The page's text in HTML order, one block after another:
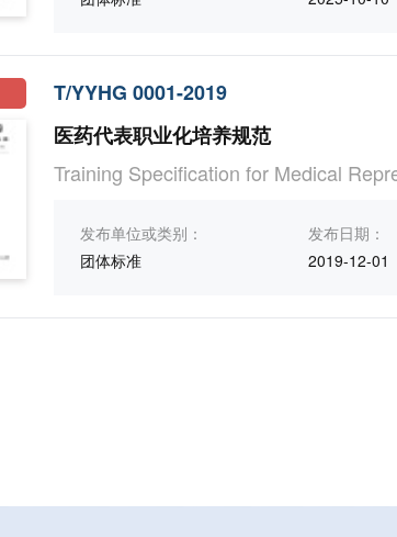
T/YYHG 0001-2019
医药代表职业化培养规范
Training Specification for Medical
发布单位或类别：
团体标准
发布日期：
2019-12-01